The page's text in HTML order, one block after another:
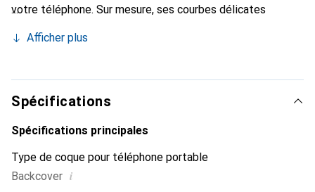
votre téléphone. Sur mesure, ses courbes délicates
l'accessoire chic et indispensable pour votre smartphone.
haute qualité, la marque Noreve est un choix fiable pour
une clientèle exigeante.
Afficher plus
Spécifications
Spécifications principales
Type de coque pour téléphone portable
Backcover i